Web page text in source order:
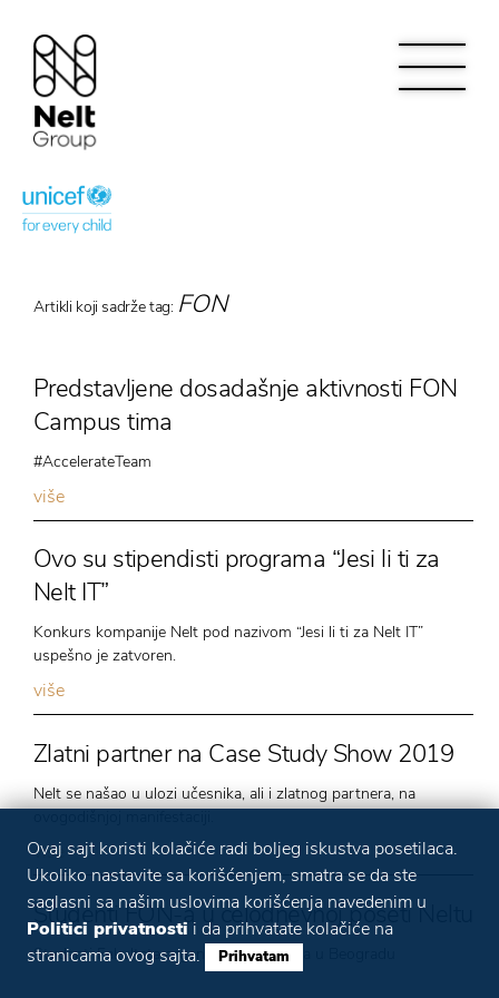
Artikli koji sadrže tag: FON
Predstavljene dosadašnje aktivnosti FON
Campus tima
#AccelerateTeam
više
Ovo su stipendisti programa “Jesi li ti za
Nelt IT”
Konkurs kompanije Nelt pod nazivom “Jesi li ti za Nelt IT”
uspešno je zatvoren.
više
Zlatni partner na Case Study Show 2019
Nelt se našao u ulozi učesnika, ali i zlatnog partnera, na
više
Studenti FON-a u celodnevnoj poseti Neltu
Studenti Fakulteta organizacionih nauka u Beogradu
Ovaj sajt koristi kolačiće radi boljeg iskustva posetilaca.
Ukoliko nastavite sa korišćenjem, smatra se da ste
saglasni sa našim uslovima korišćenja navedenim u
Politici privatnosti i da prihvatate kolačiće na
stranicama ovog sajta.
Prihvatam